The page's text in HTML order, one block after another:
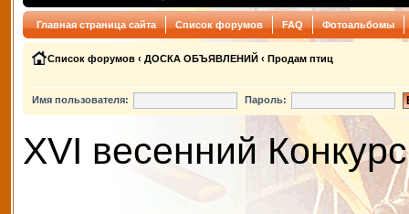
Главная страница сайта Список форумов FAQ Фотоальбомы
Список форумов ‹ ДОСКА ОБЪЯВЛЕНИЙ ‹ Продам птиц
Имя пользователя: Пароль:
XVI весенний